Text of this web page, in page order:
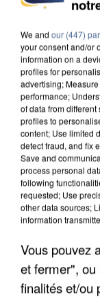
MAFIA
UN SECOND
INTERPELLÉ
We and our (447)
your consent and/or
information on a
profiles for
advertising;
performance;
of data from
profiles to
content; Use limited
detect fraud, and fix
Save and
process personal
following
requested; Use
other data sources;
information
Vous pouvez
et fermer", ou
finalités et/ou